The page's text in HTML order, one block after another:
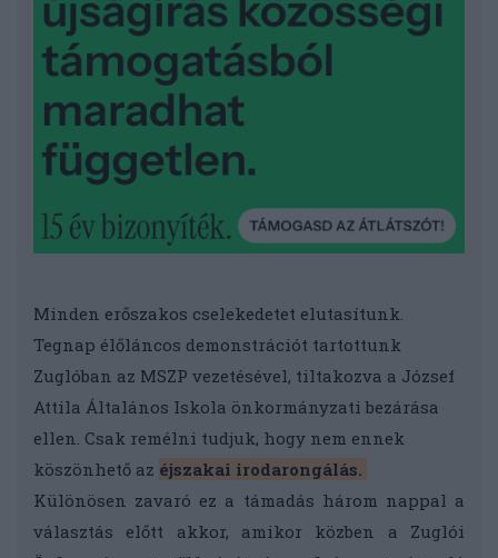
Minden erőszakos cselekedetet elutasítunk.
Tegnap élőláncos demonstrációt tartottunk
Zuglóban az MSZP vezetésével, tiltakozva a József
Attila Általános Iskola önkormányzati bezárása
ellen. Csak remélni tudjuk, hogy nem ennek
köszönhető az éjszakai irodarongálás.
Különösen zavaró ez a támadás három nappal a
választás előtt akkor, amikor közben a Zuglói